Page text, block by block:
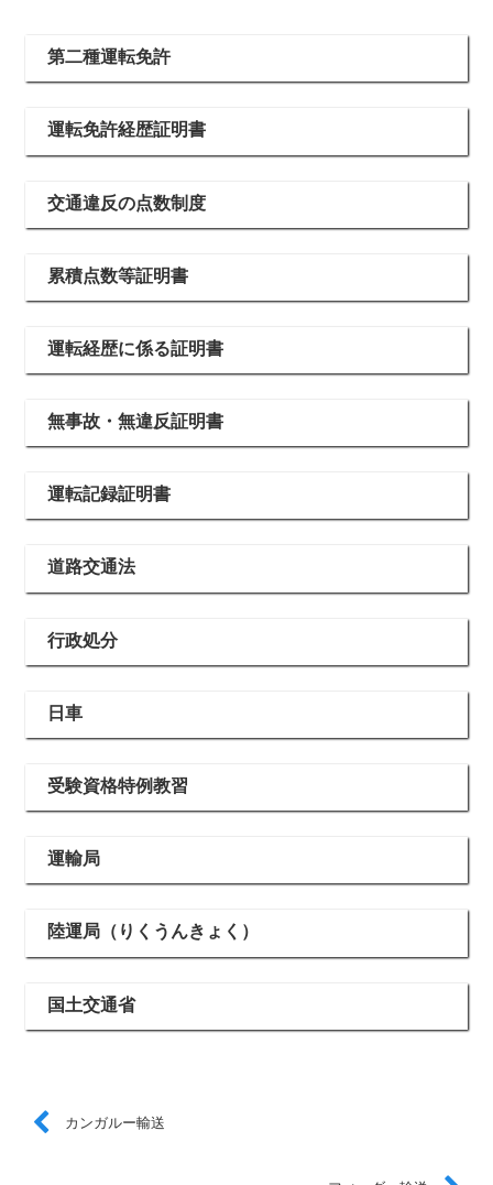
第二種運転免許
運転免許経歴証明書
交通違反の点数制度
累積点数等証明書
運転経歴に係る証明書
無事故・無違反証明書
運転記録証明書
道路交通法
行政処分
日車
受験資格特例教習
運輸局
陸運局（りくうんきょく）
国土交通省
カンガルー輸送